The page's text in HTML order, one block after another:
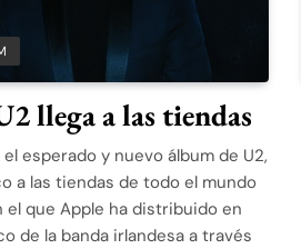
llega a las tiendas
esperado y nuevo álbum de U2,
a las tiendas de todo el mundo
el que Apple ha distribuido en
de la banda irlandesa a través